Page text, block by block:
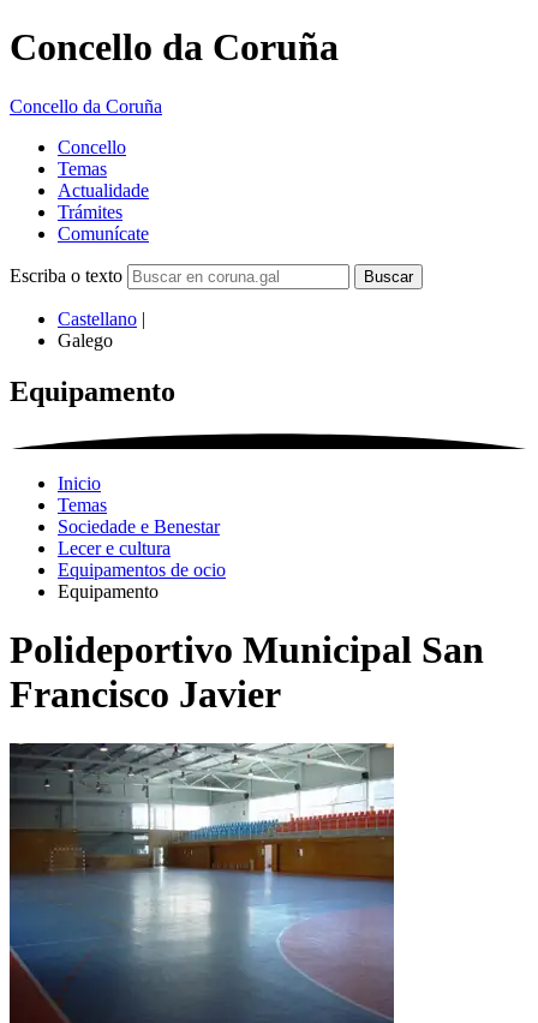
Concello da Coruña
Concello da Coruña
Concello
Temas
Actualidade
Trámites
Comunícate
Escriba o texto
Castellano |
Galego
Equipamento
Inicio
Temas
Sociedade e Benestar
Lecer e cultura
Equipamentos de ocio
Equipamento
Polideportivo Municipal San
Francisco Javier